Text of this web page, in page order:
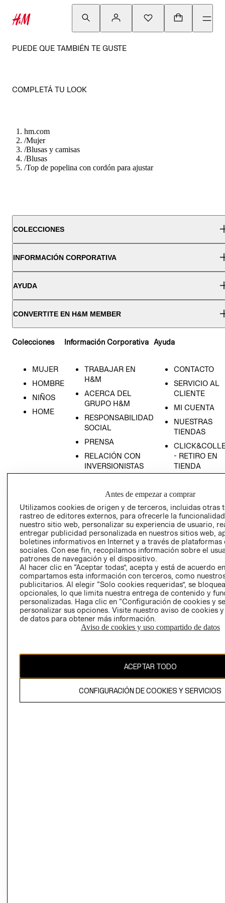
PUEDE QUE TAMBIÉN TE GUSTE
COMPLETÁ TU LOOK
hm.com
/Mujer
/Blusas y camisas
/Blusas
/Top de popelina con cordón para ajustar
COLECCIONES
INFORMACIÓN CORPORATIVA
AYUDA
CONVERTITE EN H&M MEMBER
Colecciones
MUJER
HOMBRE
NIÑOS
HOME
Información Corporativa
TRABAJAR EN
H&M
ACERCA DEL
GRUPO H&M
RESPONSABILIDAD
SOCIAL
PRENSA
RELACIÓN CON
INVERSIONISTAS
EMPRESARIAL
Ayuda
CONTACTO
SERVICIO AL
CLIENTE
MI CUENTA
NUESTRAS
TIENDAS
- RETIRO EN
TIENDA
AVISO DE
PRIVACIDAD
GIFT CARD
AVISO DE
COOKIES
Uruguay ($U)
El contenido de esta página web está protegido por copyright y es
propiedad de H&M Hennes & Mauritz AB.
Antes de empezar a comprar
Utilizamos cookies de origen y de terceros, incluidas otras
rastreo de editores externos, para ofrecerle la
nuestro sitio web, personalizar su experiencia de usuario,
entregar publicidad personalizada en nuestros sitios web,
boletines informativos en Internet y a través de plataformas
sociales. Con ese fin, recopilamos información sobre el
patrones de navegación y el dispositivo.
Al hacer clic en “Aceptar todas”, acepta y está de acuerdo
compartamos esta información con terceros, como
publicitarios. Al elegir “Solo cookies requeridas”, se
opcionales, lo que limita nuestra entrega de contenido y
personalizadas. Haga clic en “Configuración de cookies y
personalizar sus opciones. Visite nuestro aviso de cookies
de datos para obtener más información.
Aviso de cookies y uso compartido de datos
ACEPTAR TODO
CONFIGURACIÓN DE COOKIES Y SERVICIOS